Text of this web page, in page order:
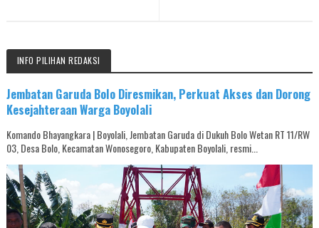
INFO PILIHAN REDAKSI
Jembatan Garuda Bolo Diresmikan, Perkuat Akses dan Dorong
Kesejahteraan Warga Boyolali
Komando Bhayangkara | Boyolali, Jembatan Garuda di Dukuh Bolo Wetan RT 11/RW
03, Desa Bolo, Kecamatan Wonosegoro, Kabupaten Boyolali, resmi...